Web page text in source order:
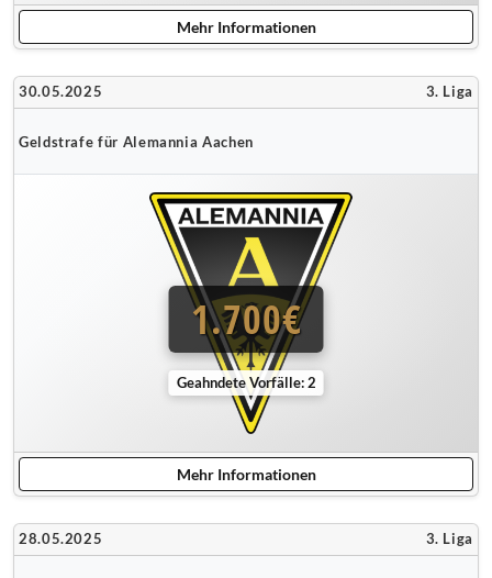
Mehr Informationen
30.05.2025 3. Liga
Geldstrafe für Alemannia Aachen
1.700€
Geahndete Vorfälle: 2
Mehr Informationen
28.05.2025 3. Liga